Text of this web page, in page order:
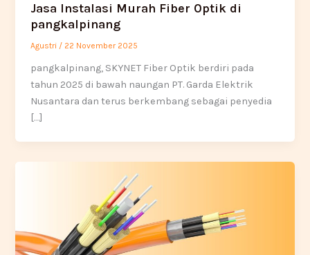
Jasa Instalasi Murah Fiber Optik di
pangkalpinang
Agustri / 22 November 2025
pangkalpinang, SKYNET Fiber Optik berdiri pada
tahun 2025 di bawah naungan PT. Garda Elektrik
Nusantara dan terus berkembang sebagai penyedia
[…]